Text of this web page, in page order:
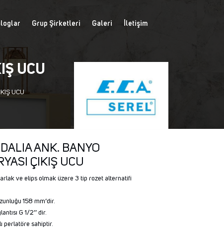
Grup Şirketleri Galeri İletişim
UCU
UCU
DALIA ANK. BANYO
ÇIKIŞ UCU
ve elips olmak üzere 3 tip rozet alternatifi
158 mm’dir.
G 1/2’’ dir.
perlatöre sahiptir.